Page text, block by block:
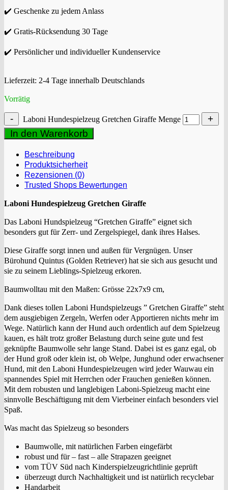
✔️ Geschenke zu jedem Anlass
✔️ Gratis-Rücksendung 30 Tage
✔️ Persönlicher und individueller Kundenservice
Lieferzeit: 2-4 Tage innerhalb Deutschlands
Vorrätig
Laboni Hundespielzeug Gretchen Giraffe Menge
In den Warenkorb
Beschreibung
Produktsicherheit
Rezensionen (0)
Trusted Shops Bewertungen
Laboni Hundespielzeug Gretchen Giraffe
Das Laboni Hundspielzeug “Gretchen Giraffe” eignet sich
besonders gut für Zerr- und Zergelspiegel, dank ihres Halses.
Diese Giraffe sorgt innen und außen für Vergnügen. Unser
Bürohund Quintus (Golden Retriever) hat sie sich aus gesucht und
sie zu seinem Lieblings-Spielzeug erkoren.
Baumwolltau mit den Maßen: Grösse 22x7x9 cm,
Dank dieses tollen Laboni Hundspielzeugs ” Gretchen Giraffe” steht
dem ausgiebigen Zergeln, Werfen oder Apportieren nichts mehr im
Wege. Natürlich kann der Hund auch ordentlich auf dem Spielzeug
kauen, es hält trotz großer Belastung durch seine gute und fest
geknüpfte Baumwolle sehr lange Stand. Dabei ist es ganz egal, ob
der Hund groß oder klein ist, ob Welpe, Junghund oder erwachsener
Hund, mit den Laboni Hundespielzeugen wird jeder Wauwau ein
spannendes Spiel mit Herrchen oder Frauchen genießen können.
Mit dem robusten und langlebigen Laboni-Spielzeug macht eine
sinnvolle Beschäftigung mit dem Vierbeiner einfach besonders viel
Spaß.
Was macht das Spielzeug so besonders
Baumwolle, mit natürlichen Farben eingefärbt
robust und für – fast – alle Strapazen geeignet
vom TÜV Süd nach Kinderspielzeugrichtlinie geprüft
überzeugt durch Nachhaltigkeit und ist natürlich recyclebar
Handarbeit